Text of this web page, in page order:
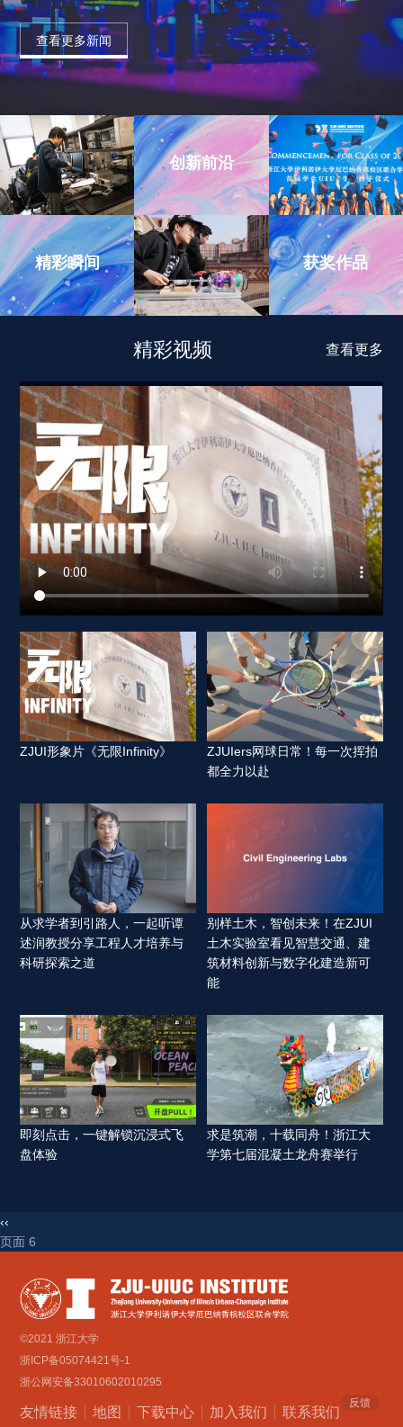
查看更多新闻
精彩瞬间
创新前沿
获奖作品
精彩视频 查看更多
ZJUI形象片《无限Infinity》
ZJUIers网球日常！每一次挥拍
都全力以赴
从求学者到引路人，一起听谭
述润教授分享工程人才培养与
科研探索之道
别样土木，智创未来！在ZJUI
土木实验室看见智慧交通、建
筑材料创新与数字化建造新可
能
即刻点击，一键解锁沉浸式飞
盘体验
求是筑潮，十载同舟！浙江大
学第七届混凝土龙舟赛举行
‹‹
页面 6
©2021 浙江大学
浙ICP备05074421号-1
浙公网安备33010602010295
友情链接 地图 下载中心 加入我们 联系我们
反馈